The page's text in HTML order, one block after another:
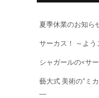
夏季休業のお知ら
サーカス！ ～よう
シャガールの<サ
藝大式 美術の”ミ
―